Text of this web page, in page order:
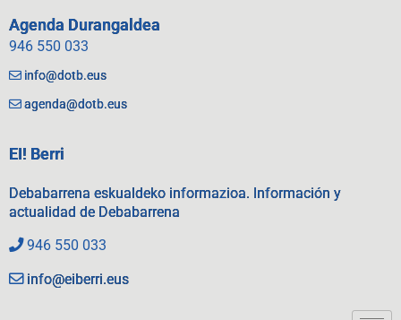
Agenda Durangaldea
946 550 033
info@dotb.eus
agenda@dotb.eus
EI! Berri
Debabarrena eskualdeko informazioa. Información y
actualidad de Debabarrena
946 550 033
info@eiberri.eus